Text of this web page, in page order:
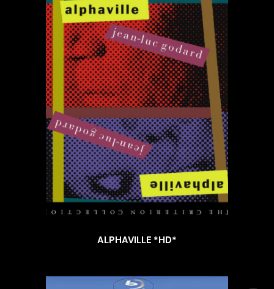
ALPHAVILLE *HD*